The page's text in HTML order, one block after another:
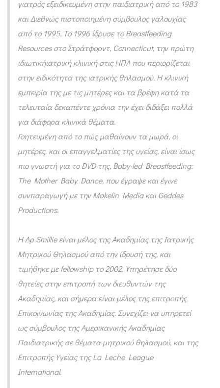
γιατρός εξειδικευμένη στην παιδιατρική από το 1983
και Διεθνώς πιστοποιημένη σύμβουλος γαλουχίας
από το 1995. Το 1996 ίδρυσε το Breastfeeding
Resources στο Στράτφορντ, Connecticut, την πρώτη
ιδιωτικήιατρική κλινική στις ΗΠΑ που περιορίζεται
στην ειδικότητα της ιατρικής θηλασμού. Η κλινική
εμπειρία της με τις μητέρες και τα βρέφη κατά τα
τελευταία δεκαπέντε χρόνια την έχει διδάξει πολλά
για διάφορα κλινικά θέματα.
Γοητευμένη από το πώς μαθαίνουν τα μωρά, οι
μητέρες, και οι επαγγελματίες της υγείας, είναι ίσως
πιο γνωστή για το DVD της, Baby-led Breastfeeding:
The Mother Baby Dance, που έγραψε και έγινε
συνπαραγωγή με την Makelin Media και Geddes
Productions.
Η Δρ Smillie είναι μέλος της Ακαδημίας της Ιατρικής
Μητρικού Θηλασμού από την ίδρυσή της, και
τιμήθηκε με fellowship το 2002. Υπηρέτησε δύο
θητείες στην επιτροπή των διευθυντών της
Ακαδημίας, και σήμερα είναι μέλος της επιτροπής
Επικοινωνίας της Ακαδημίας.Συνεχίζει να υπηρετεί
ως σύμβουλος της Αμερικανικής Ακαδημίας
Παιδιατρικής σε θέματα μητρικού θηλασμού, και της
Επιτροπής Υγείας της La Leche League
International.